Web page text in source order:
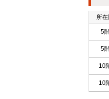
所
5
5
10
10